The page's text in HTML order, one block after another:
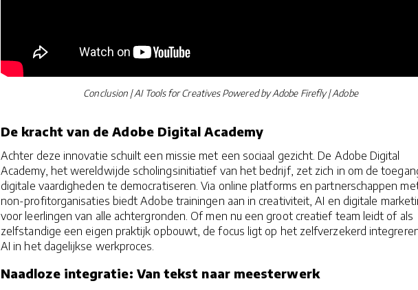
Conclusion | AI Tools for Creatives Powered by Adobe Firefly | Adobe
De kracht van de Adobe Digital Academy
Achter deze innovatie schuilt een missie met een sociaal gezicht. De Adobe Digital
Academy, het wereldwijde scholingsinitiatief van het bedrijf, zet zich in om de
digitale vaardigheden te democratiseren. Via online platforms en partnerschappen
non-profitorganisaties biedt Adobe trainingen aan in creativiteit, AI en digitale
voor leerlingen van alle achtergronden. Of men nu een groot creatief team leidt of als
zelfstandige een eigen praktijk opbouwt, de focus ligt op het zelfverzekerd
AI in het dagelijkse werkproces.
Naadloze integratie: Van tekst naar meesterwerk